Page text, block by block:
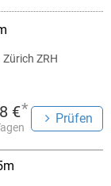
Zürich ZRH
€*
Prüfen